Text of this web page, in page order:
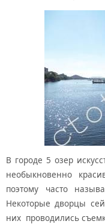
В городе 5 озер
необыкновенно
поэтому часто
Некоторые дворцы
них проводились